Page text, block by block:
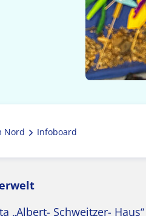
Nord Infoboard
Schweitzer-